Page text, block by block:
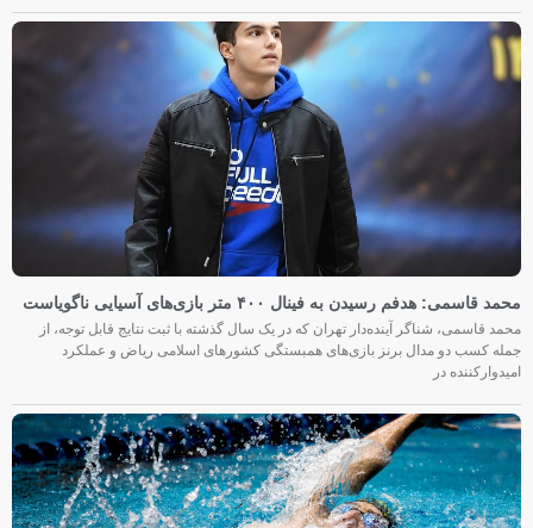
محمد قاسمی: هدفم رسیدن به فینال ۴۰۰ متر بازی‌های آسیایی ناگویاست
محمد قاسمی، شناگر آینده‌دار تهران که در یک سال گذشته با ثبت نتایج قابل توجه، از
جمله کسب دو مدال برنز بازی‌های همبستگی کشورهای اسلامی ریاض و عملکرد
امیدوارکننده در